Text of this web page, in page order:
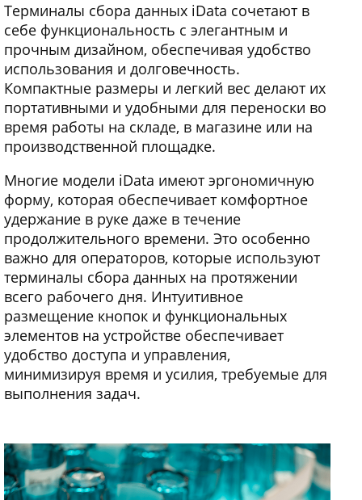
Терминалы сбора данных iData сочетают в
себе функциональность с элегантным и
прочным дизайном, обеспечивая удобство
использования и долговечность.
Компактные размеры и легкий вес делают их
портативными и удобными для переноски во
время работы на складе, в магазине или на
производственной площадке.
Многие модели iData имеют эргономичную
форму, которая обеспечивает комфортное
удержание в руке даже в течение
продолжительного времени. Это особенно
важно для операторов, которые используют
терминалы сбора данных на протяжении
всего рабочего дня. Интуитивное
размещение кнопок и функциональных
элементов на устройстве обеспечивает
удобство доступа и управления,
минимизируя время и усилия, требуемые для
выполнения задач.